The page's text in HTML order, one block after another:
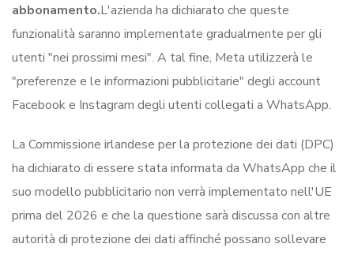
abbonamento.L'azienda ha dichiarato che queste
funzionalità saranno implementate gradualmente per gli
utenti "nei prossimi mesi". A tal fine, Meta utilizzerà le
"preferenze e le informazioni pubblicitarie" degli account
Facebook e Instagram degli utenti collegati a WhatsApp.
La Commissione irlandese per la protezione dei dati (DPC)
ha dichiarato di essere stata informata da WhatsApp che il
suo modello pubblicitario non verrà implementato nell'UE
prima del 2026 e che la questione sarà discussa con altre
autorità di protezione dei dati affinché possano sollevare